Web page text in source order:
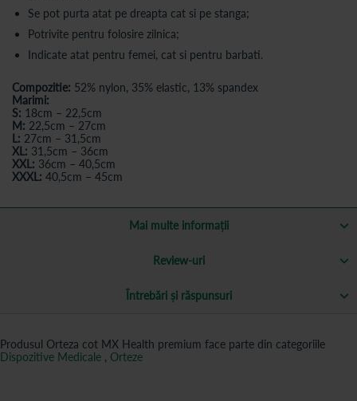
Se pot purta atat pe dreapta cat si pe stanga;
Potrivite pentru folosire zilnica;
Indicate atat pentru femei, cat si pentru barbati.
Compozitie: 52% nylon, 35% elastic, 13% spandex
Marimi:
S: 18cm – 22,5cm
M: 22,5cm – 27cm
L: 27cm – 31,5cm
XL: 31,5cm – 36cm
XXL: 36cm – 40,5cm
XXXL: 40,5cm – 45cm
Mai multe informații
Review-uri
Întrebări și răspunsuri
Produsul Orteza cot MX Health premium face parte din categoriile
Dispozitive Medicale , Orteze